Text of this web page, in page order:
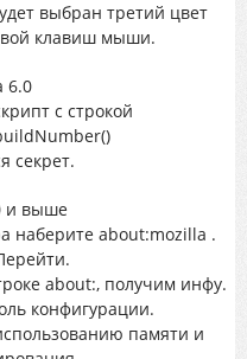
выбран третий цвет
клавиш мыши.
6.0
с строкой
секрет.
и выше
наберите about:mozilla .
about:, получим инфу.
конфигурации.
памяти и